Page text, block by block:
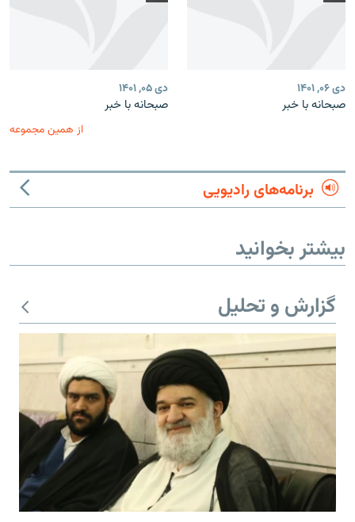
دی ۰۶, ۱۴۰۱
صبحانه با خبر
دی ۰۵, ۱۴۰۱
صبحانه با خبر
از همین مجموعه
برنامه‌های رادیویی
بیشتر بخوانید
گزارش و تحلیل